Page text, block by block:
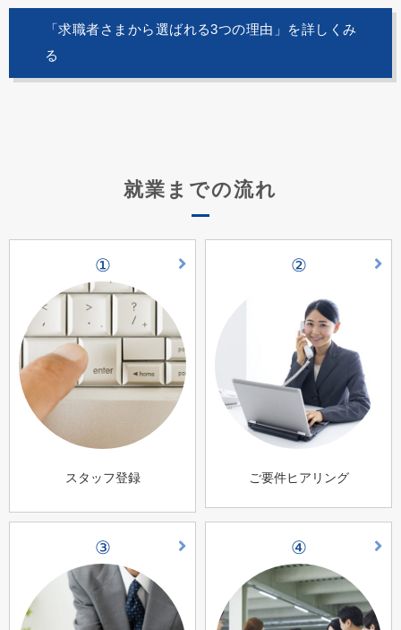
「求職者さまから選ばれる3つの理由」を詳しくみ
る
就業までの流れ
①
スタッフ登録
②
ご要件ヒアリング
③ ④